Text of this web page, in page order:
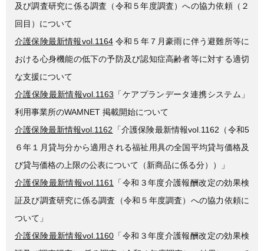
及び調査研究に係る調査（令和５年度調査）への協力依頼（２
回目）について
介護保険最新情報vol.1164令和５年７月豪雨に伴う避難所等に
おける心身機能の低下の予防及び認知症高齢者等に対する適切
な支援について
介護保険最新情報vol.1163 「ケアプランデータ連携システム」
利用事業所のWAMNET 掲載開始について
介護保険最新情報vol.1162 「介護保険最新情報vol.1162（令和5
６年１月貸与分から適用される福祉用具の全国平均貸与価格及
び貸与価格の上限の公表について（新商品に係る分））」
介護保険最新情報vol.1161
「令和３年度介護報酬改定の効果検
証及び調査研究に係る調査（令和５年度調査）への協力依頼に
ついて」
介護保険最新情報vol.1160 「令和３年度介護報酬改定の効果検